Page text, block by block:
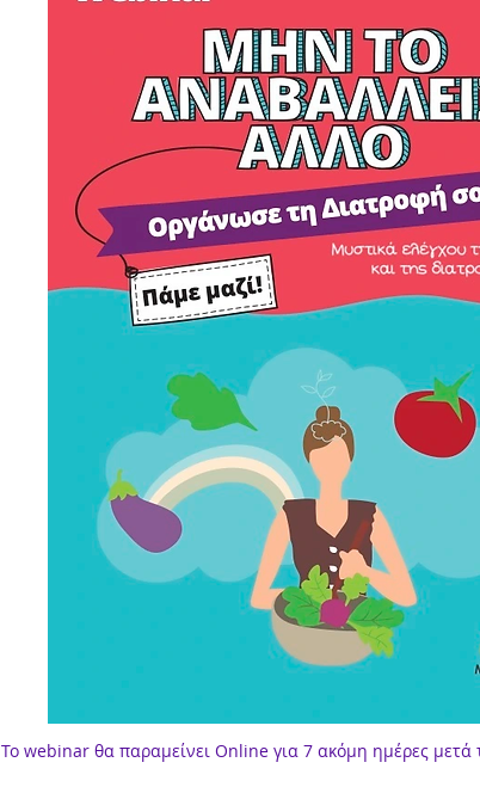
Το webinar θα παραμείνει Online για 7 ακόμη ημέρες